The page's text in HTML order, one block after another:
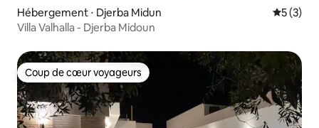
Hébergement ⋅ Djerba Midun
5 (3)
Villa Valhalla - Djerba Midoun
Coup de cœur voyageurs
Coup de cœur voyageurs